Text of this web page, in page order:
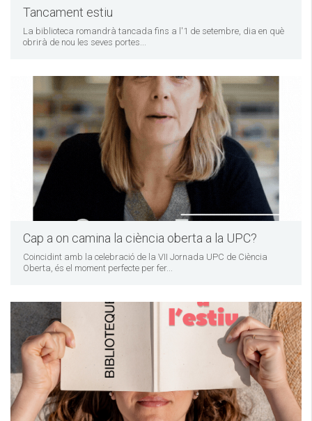
Tancament estiu
La biblioteca romandrà tancada fins a l'1 de setembre, dia en què
obrirà de nou les seves portes...
Cap a on camina la ciència oberta a la UPC?
Coincidint amb la celebració de la VII Jornada UPC de Ciència
Oberta, és el moment perfecte per fer...